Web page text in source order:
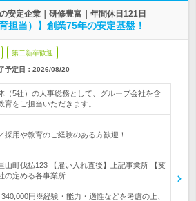
安定企業｜研修豊富｜年間休日121日
担当）】創業75年の安定基盤！
第二新卒歓迎
予定日： 2026/08/20
（5社）の人事総務として、グループ会社を含
育をご担当いただきます。
採用や教育のご経験のある方歓迎！
山町伐払123 【雇い入れ直後】上記事業所 【変
定める各事業所
340,000円※経験・能力・適性などを考慮の上、